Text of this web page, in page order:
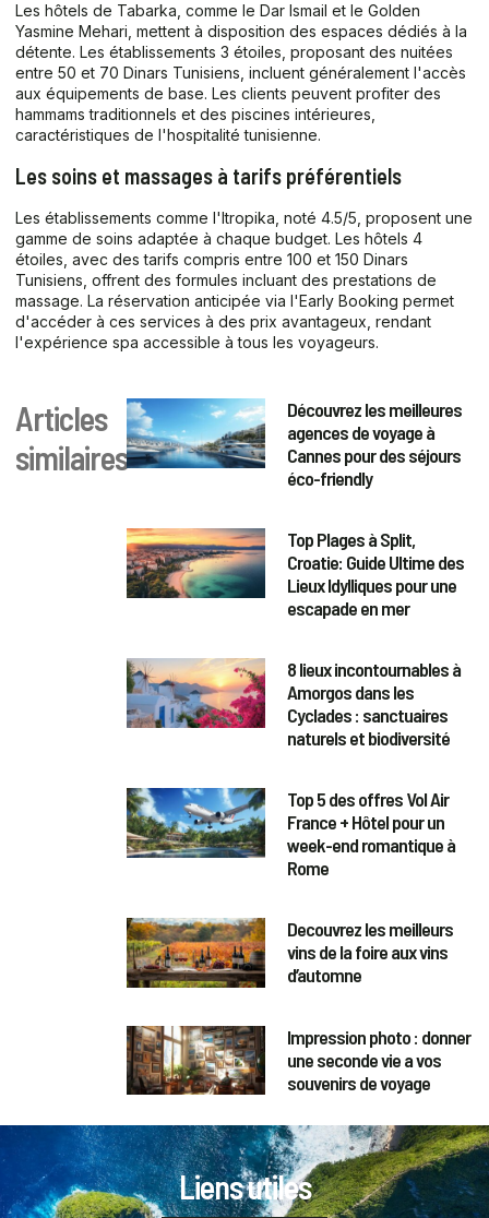
Les hôtels de Tabarka, comme le Dar Ismail et le Golden
Yasmine Mehari, mettent à disposition des espaces dédiés à la
détente. Les établissements 3 étoiles, proposant des nuitées
entre 50 et 70 Dinars Tunisiens, incluent généralement l'accès
aux équipements de base. Les clients peuvent profiter des
hammams traditionnels et des piscines intérieures,
caractéristiques de l'hospitalité tunisienne.
Les soins et massages à tarifs préférentiels
Les établissements comme l'Itropika, noté 4.5/5, proposent une
gamme de soins adaptée à chaque budget. Les hôtels 4
étoiles, avec des tarifs compris entre 100 et 150 Dinars
Tunisiens, offrent des formules incluant des prestations de
massage. La réservation anticipée via l'Early Booking permet
d'accéder à ces services à des prix avantageux, rendant
l'expérience spa accessible à tous les voyageurs.
Articles
similaires
Découvrez les meilleures
agences de voyage à
Cannes pour des séjours
éco-friendly
Top Plages à Split,
Croatie: Guide Ultime des
Lieux Idylliques pour une
escapade en mer
8 lieux incontournables à
Amorgos dans les
Cyclades : sanctuaires
naturels et biodiversité
Top 5 des offres Vol Air
France + Hôtel pour un
week-end romantique à
Rome
Decouvrez les meilleurs
vins de la foire aux vins
d’automne
Impression photo : donner
une seconde vie a vos
souvenirs de voyage
Liens utiles